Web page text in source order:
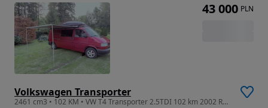
Volkswagen Transporter
2461 cm3 • 102 KM • VW T4 Transporter 2.5TDI 102 km 2002 ROK
43 000 PLN